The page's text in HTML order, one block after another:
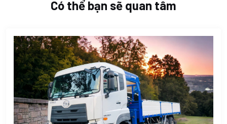
Có thể bạn sẽ quan tâm